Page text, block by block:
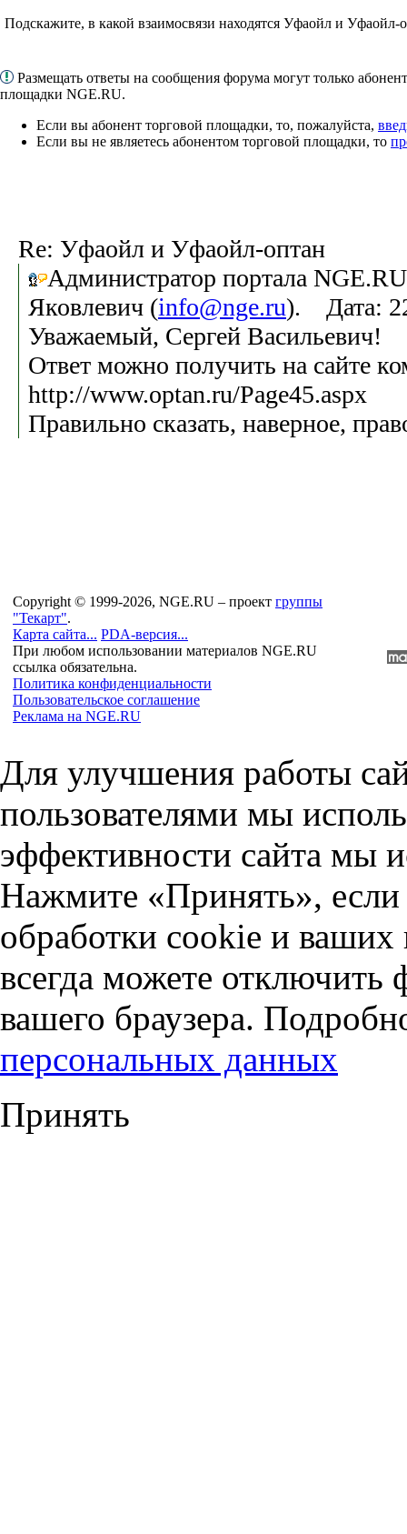
Подскажите, в какой взаимосвязи находятся Уфаойл и Уфаойл-
Размещать ответы на сообщения форума могут только
площадки NGE.RU.
Если вы абонент торговой площадки, то, пожалуйста,
Если вы не являетесь абонентом торговой площадки, то
Re: Уфаойл и Уфаойл-оптан
Администратор портала
Яковлевич (info@nge.ru). Дата:
Уважаемый, Сергей Васильевич!
Ответ можно получить на сайте
http://www.optan.ru/Page45.aspx
Правильно сказать, наверное,
Copyright © 1999-2026, NGE.RU – проект группы
"Текарт".
Карта сайта... PDA-версия...
При любом использовании материалов NGE.RU
ссылка обязательна.
Политика конфиденциальности
Пользовательское соглашение
Реклама на NGE.RU
Для улучшения работы
пользователями мы
эффективности сайта мы
Нажмите «Принять», если
обработки cookie и
всегда можете отключить
вашего браузера.
персональных данных
Принять